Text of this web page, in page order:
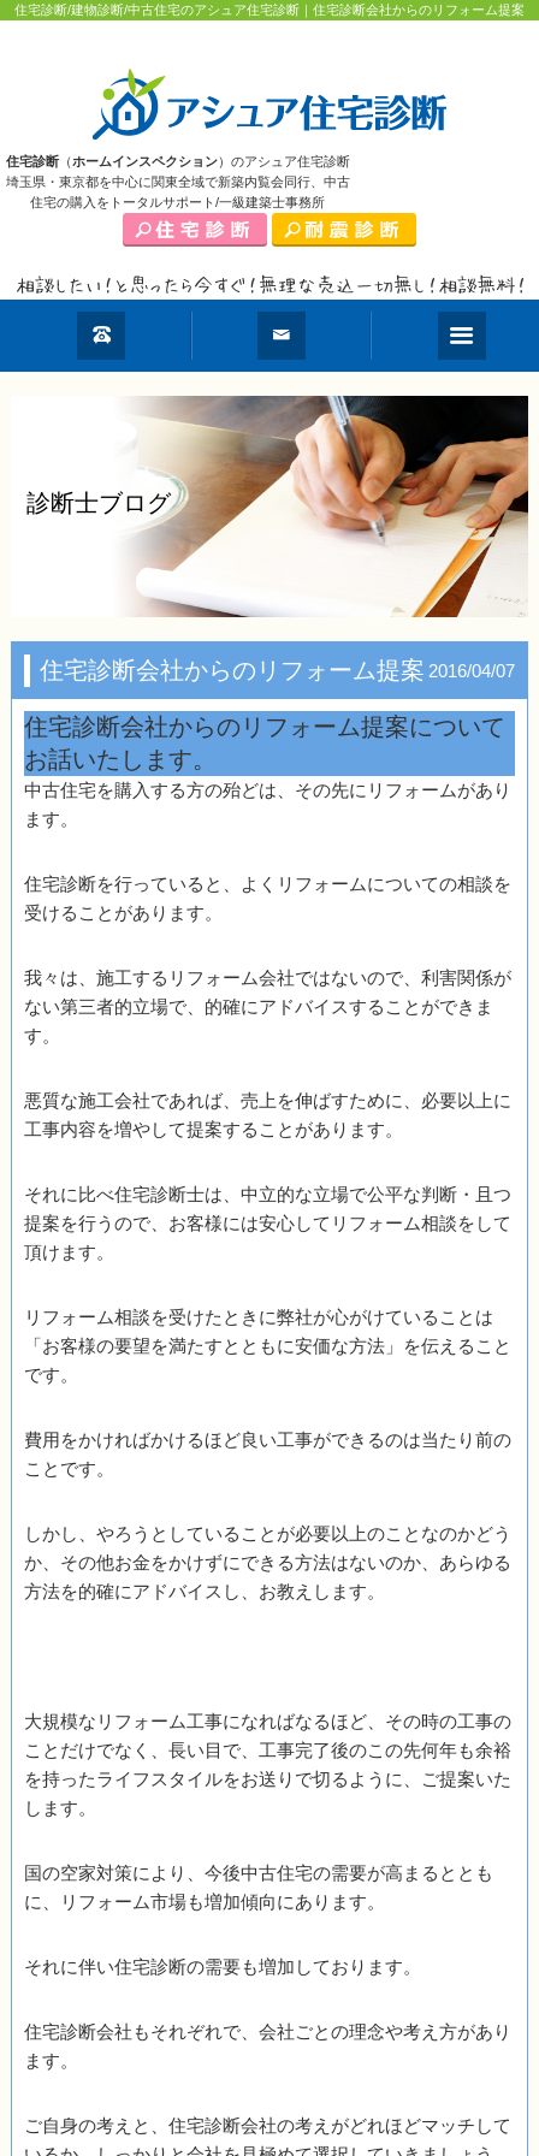
住宅診断/建物診断/中古住宅のアシュア住宅診断｜住宅診断会社からのリフォーム提案
住宅診断（ ホームインスペクション）のアシュア住宅診断
埼玉県・東京都を中心に関東全域で新築内覧会同行、中古
住宅の購入をトータルサポート/一級建築士事務所
診断士ブログ
住宅診断会社からのリフォーム提案 2016/04/07
住宅診断会社からのリフォーム提案について
お話いたします。
中古住宅を購入する方の殆どは、その先にリフォームがあり
ます。
住宅診断を行っていると、よくリフォームについての相談を
受けることがあります。
我々は、施工するリフォーム会社ではないので、利害関係が
ない第三者的立場で、的確にアドバイスすることができま
す。
悪質な施工会社であれば、売上を伸ばすために、必要以上に
工事内容を増やして提案することがあります。
それに比べ住宅診断士は、中立的な立場で公平な判断・且つ
提案を行うので、お客様には安心してリフォーム相談をして
頂けます。
リフォーム相談を受けたときに弊社が心がけていることは
「お客様の要望を満たすとともに安価な方法」を伝えること
です。
費用をかければかけるほど良い工事ができるのは当たり前の
ことです。
しかし、やろうとしていることが必要以上のことなのかどう
か、その他お金をかけずにできる方法はないのか、あらゆる
方法を的確にアドバイスし、お教えします。
大規模なリフォーム工事になればなるほど、その時の工事の
ことだけでなく、長い目で、工事完了後のこの先何年も余裕
を持ったライフスタイルをお送りで切るように、ご提案いた
します。
国の空家対策により、今後中古住宅の需要が高まるととも
に、リフォーム市場も増加傾向にあります。
それに伴い住宅診断の需要も増加しております。
住宅診断会社もそれぞれで、会社ごとの理念や考え方があり
ます。
ご自身の考えと、住宅診断会社の考えがどれほどマッチして